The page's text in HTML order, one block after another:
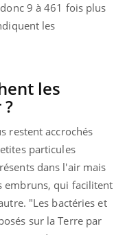
9 à 461 fois plus
les
les
restent accrochés
particules
dans l'air mais
embruns, qui facilitent
"Les bactéries et
sur la Terre par